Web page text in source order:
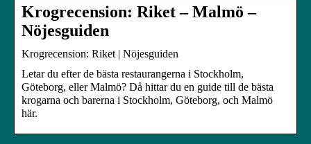
Krogrecension: Riket – Malmö –
Nöjesguiden
Krogrecension: Riket | Nöjesguiden
Letar du efter de bästa restaurangerna i Stockholm,
Göteborg, eller Malmö? Då hittar du en guide till de bästa
krogarna och barerna i Stockholm, Göteborg, och Malmö
här.